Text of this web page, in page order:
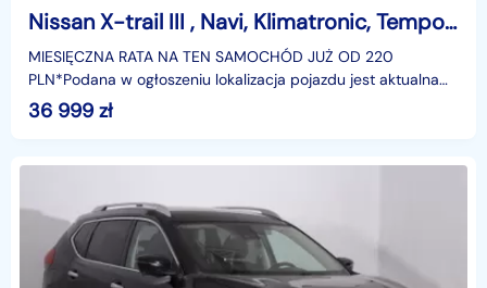
Nissan X-trail III , Navi, Klimatronic, Tempomat, Parktronic,
MIESIĘCZNA RATA NA TEN SAMOCHÓD JUŻ OD 220
PLN*Podana w ogłoszeniu lokalizacja pojazdu jest aktualna
na dzień wystawienia ogłoszenia. Przed przyjazdem do
salonu
36 999 zł